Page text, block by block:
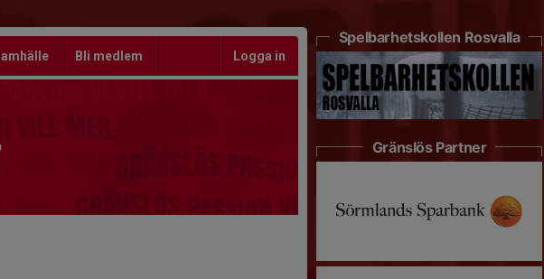
Bli medlem Logga in
Spelbarhetskollen Rosvalla
Gränslös Partner